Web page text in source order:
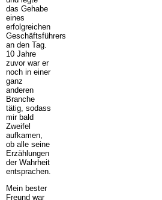
das Gehabe
eines
erfolgreichen
Geschäftsführers
an den Tag.
10 Jahre
zuvor war er
noch in einer
ganz
anderen
Branche
tätig, sodass
mir bald
Zweifel
aufkamen,
ob alle seine
Erzählungen
der Wahrheit
entsprachen.
Mein bester
Freund war